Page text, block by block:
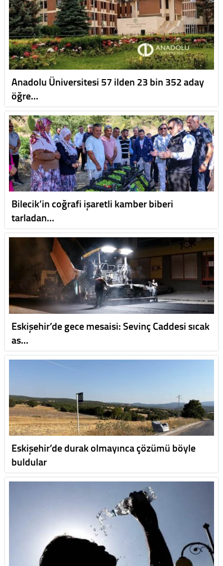
Anadolu Üniversitesi 57 ilden 23 bin 352 aday
öğre…
Bilecik’in coğrafi işaretli kamber biberi
tarladan…
Eskişehir’de gece mesaisi: Sevinç Caddesi sıcak
as…
Eskişehir’de durak olmayınca çözümü böyle
buldular